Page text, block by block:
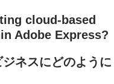
cloud-based
Adobe Express?
ネスにどのように